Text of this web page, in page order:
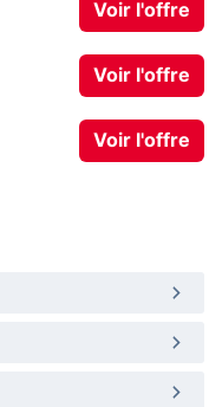
Voir l'offre
Voir l'offre
Voir l'offre